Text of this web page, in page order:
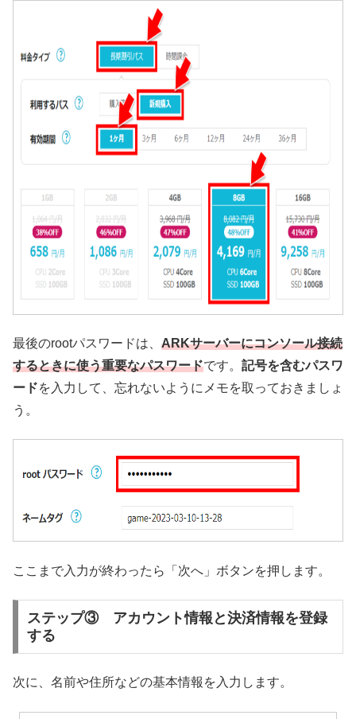
最後のrootパスワードは、 ARKサーバーにコンソール接続
するときに使う重要なパスワードです。 記号を含むパスワ
ードを入力して、忘れないようにメモを取っておきましょ
う。
ここまで入力が終わったら「次へ」ボタンを押します。
ステップ③ アカウント情報と決済情報を登録
する
次に、名前や住所などの基本情報を入力します。